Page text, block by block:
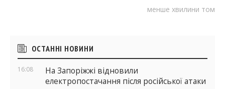
менше хвилини тому
Бічні
віджети
ОСТАННІ НОВИНИ
16:08
На Запоріжжі відновили
електропостачання після російської атаки